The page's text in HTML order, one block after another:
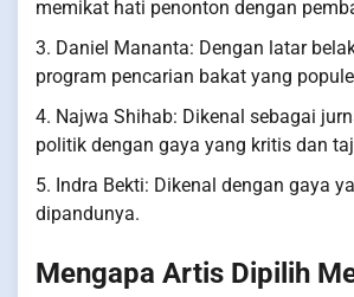
memikat hati penonton dengan
3. Daniel Mananta: Dengan latar
program pencarian bakat yang
4. Najwa Shihab: Dikenal sebagai
politik dengan gaya yang kritis dan
5. Indra Bekti: Dikenal dengan gaya
dipandunya.
Mengapa Artis Dipilih